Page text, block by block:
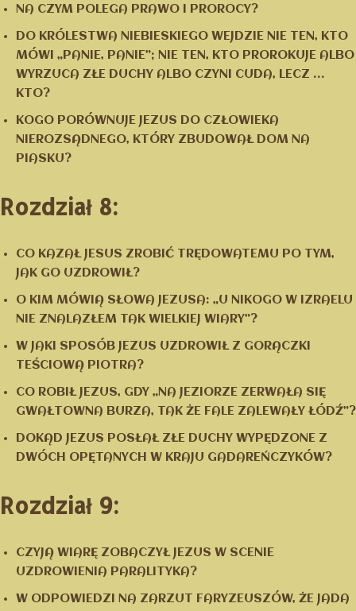
NA CZYM POLEGA PRAWO I PROROCY?
DO KRÓLESTWA NIEBIESKIEGO WEJDZIE NIE TEN, KTO
MÓWI „PANIE, PANIE”; NIE TEN, KTO PROROKUJE ALBO
WYRZUCA ZŁE DUCHY ALBO CZYNI CUDA, LECZ …
KTO?
KOGO PORÓWNUJE JEZUS DO CZŁOWIEKA
NIEROZSĄDNEGO, KTÓRY ZBUDOWAŁ DOM NA
PIASKU?
Rozdział 8:
CO KAZAŁ JESUS ZROBIĆ TRĘDOWATEMU PO TYM,
JAK GO UZDROWIŁ?
O KIM MÓWIĄ SŁOWA JEZUSA: „U NIKOGO W IZRAELU
NIE ZNALAZŁEM TAK WIELKIEJ WIARY”?
W JAKI SPOSÓB JEZUS UZDROWIŁ Z GORĄCZKI
TEŚCIOWĄ PIOTRA?
CO ROBIŁ JEZUS, GDY „NA JEZIORZE ZERWAŁA SIĘ
GWAŁTOWNA BURZA, TAK ŻE FALE ZALEWAŁY ŁÓDŹ”?
DOKĄD JEZUS POSŁAŁ ZŁE DUCHY WYPĘDZONE Z
DWÓCH OPĘTANYCH W KRAJU GADAREŃCZYKÓW?
Rozdział 9:
CZYJĄ WIARĘ ZOBACZYŁ JEZUS W SCENIE
UZDROWIENIA PARALITYKA?
W ODPOWIEDZI NA ZARZUT FARYZEUSZÓW, ŻE JADA